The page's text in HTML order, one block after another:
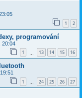
1 2
programování
20:04
1 13 14 15 16
1 24 25 26 27